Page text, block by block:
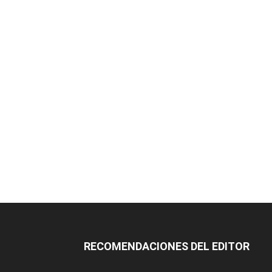
RECOMENDACIONES DEL EDITOR